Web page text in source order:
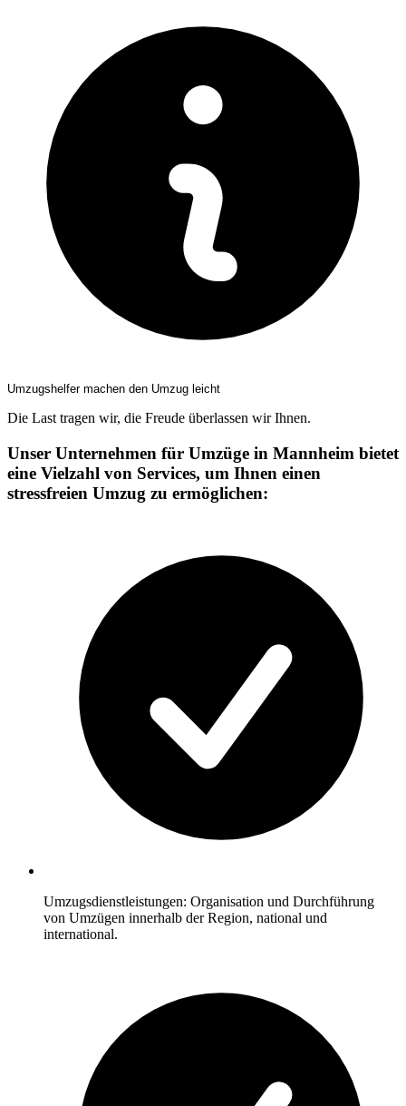
Umzugshelfer machen den Umzug leicht
Die Last tragen wir, die Freude überlassen wir Ihnen.
Unser Unternehmen für Umzüge in Mannheim bietet
eine Vielzahl von Services, um Ihnen einen
stressfreien Umzug zu ermöglichen:
Umzugsdienstleistungen: Organisation und Durchführung
von Umzügen innerhalb der Region, national und
international.